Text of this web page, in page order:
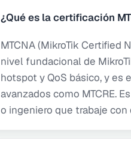
¿Qué es la certificación
MTCNA (MikroTik Certified
nivel fundacional de
hotspot y QoS básico, y es
avanzados como MTCRE.
o ingeniero que trabaje con